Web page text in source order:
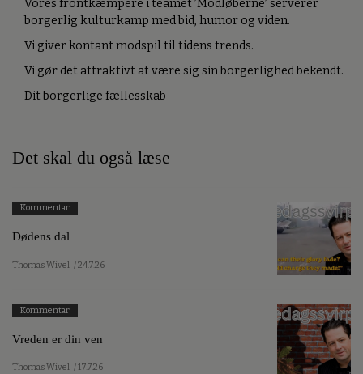
Vores frontkæmpere i teamet ’Modløberne’ serverer
borgerlig kulturkamp med bid, humor og viden.
Vi giver kontant modspil til tidens trends.
Vi gør det attraktivt at være sig sin borgerlighed bekendt.
Dit borgerlige fællesskab
Det skal du også læse
Kommentar
Dødens dal
Thomas Wivel / 24.7.26
Kommentar
Vreden er din ven
Thomas Wivel / 17.7.26